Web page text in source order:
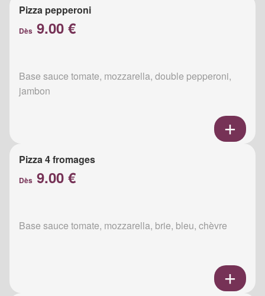
Pizza pepperoni
Dès 9.00 €
Base sauce tomate, mozzarella, double pepperoni,
jambon
Pizza 4 fromages
Dès 9.00 €
Base sauce tomate, mozzarella, brie, bleu, chèvre